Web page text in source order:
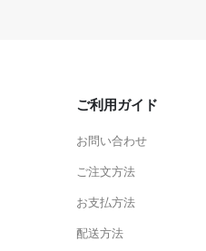
ご利用ガイド
お問い合わせ
ご注文方法
お支払方法
配送方法